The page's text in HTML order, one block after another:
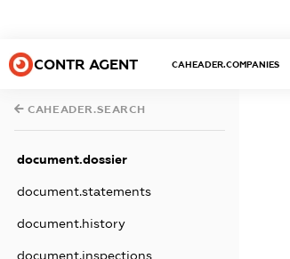
CONTR AGENT CAHEADER.COMPANIES
CAHEADER.SEARCH
document.dossier
document.statements
document.history
document.inspections